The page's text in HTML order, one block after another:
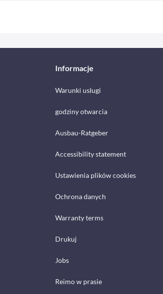
Informacje
Warunki usługi
godziny otwarcia
Ausbau-Ratgeber
Accessibility statement
Ustawienia plików cookies
Ochrona danych
Warranty terms
Drukuj
Jobs
Reimo w prasie